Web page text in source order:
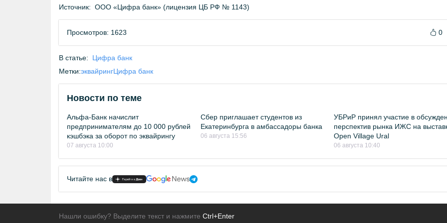
Источник: ООО «Цифра банк» (лицензия ЦБ РФ № 1143)
Просмотров: 1623 0
В статье:
Цифра банк
Метки:эквайрингЦифра банк
Новости по теме
Альфа-Банк начислит
предпринимателям до 10 000 рублей
кэшбэка за оборот по эквайрингу
07 августа 10:00
Сбер приглашает студентов из
Екатеринбурга в амбассадоры банка
06 августа 15:56
УБРиР принял участие в
перспектив рынка ИЖС на
Open Village Ural
06 августа 10:40
Читайте нас в
Нашли ошибку? Выделите текст и нажмите Ctrl+Enter